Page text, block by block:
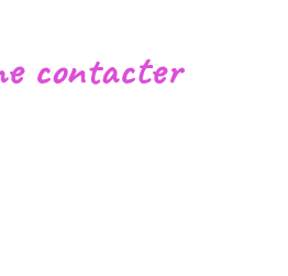
contacter